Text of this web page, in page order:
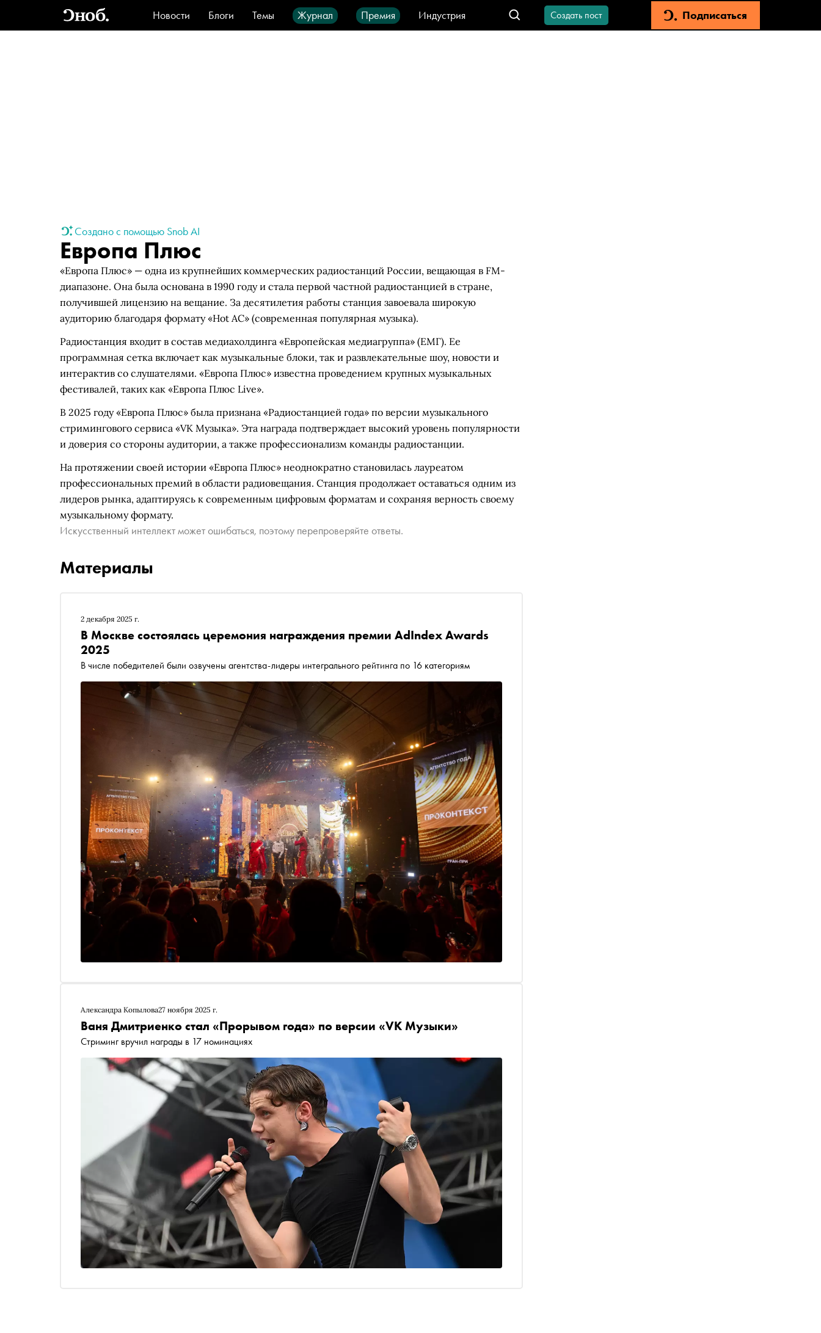
Новости Блоги Темы Журнал Премия
Индустрия
Стиль
Видео Город IT-продукты
Создать пост Подписаться
Создано с помощью Snob AI
Европа Плюс
«Европа Плюс» — одна из крупнейших коммерческих радиостанций России, вещающая в FM-
диапазоне. Она была основана в 1990 году и стала первой частной радиостанцией в стране,
получившей лицензию на вещание. За десятилетия работы станция завоевала широкую
аудиторию благодаря формату «Hot AC» (современная популярная музыка).
Радиостанция входит в состав медиахолдинга «Европейская медиагруппа» (ЕМГ). Ее
программная сетка включает как музыкальные блоки, так и развлекательные шоу, новости и
интерактив со слушателями. «Европа Плюс» известна проведением крупных музыкальных
фестивалей, таких как «Европа Плюс Live».
В 2025 году «Европа Плюс» была признана «Радиостанцией года» по версии музыкального
стримингового сервиса «VK Музыка». Эта награда подтверждает высокий уровень популярности
и доверия со стороны аудитории, а также профессионализм команды радиостанции.
На протяжении своей истории «Европа Плюс» неоднократно становилась лауреатом
профессиональных премий в области радиовещания. Станция продолжает оставаться одним из
лидеров рынка, адаптируясь к современным цифровым форматам и сохраняя верность своему
музыкальному формату.
Искусственный интеллект может ошибаться, поэтому перепроверяйте ответы.
Материалы
2 декабря 2025 г.
В Москве состоялась церемония награждения премии AdIndex Awards
2025
В числе победителей были озвучены агентства-лидеры интегрального рейтинга по 16 категориям
Александра Копылова27 ноября 2025 г.
Ваня Дмитриенко стал «Прорывом года» по версии «VK Музыки»
Стриминг вручил награды в 17 номинациях